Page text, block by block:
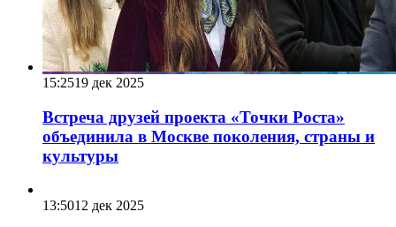
15:2519 дек 2025
Встреча друзей проекта «Точки Роста»
объединила в Москве поколения, страны и
культуры
13:5012 дек 2025